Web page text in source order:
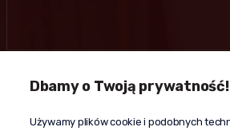
Kontakt
+48 603 610 870
Dbamy o Twoją prywatność!
Używamy plików cookie i podobnych